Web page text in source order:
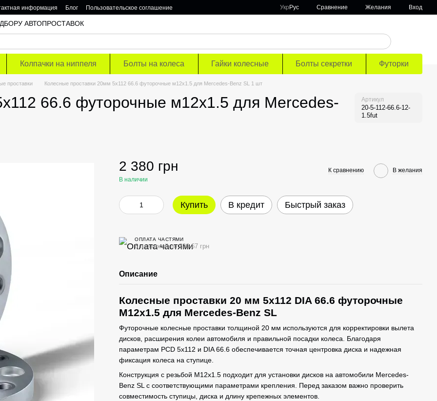
информация Блог
Пользовательское соглашение
Укр Рус Сравнение Желания Вход
АВТОПРОСТАВОК
Колпачки на ниппеля Болты на колеса Гайки колесные Болты секретки Футорки
проставки Колесные проставки 20мм 5х112 66.6 футорочные м12х1.5 для Mercedes-Benz SL 1 шт
66.6 футорочные м12х1.5 для Mercedes-
Артикул
20-5-112-66.6-12-
1.5fut
2 380 грн
В наличии
К сравнению В желания
Купить В кредит Быстрый заказ
ОПЛАТА ЧАСТЯМИ
6 платежей по 396.67 грн
Описание
Колесные проставки 20 мм 5x112 DIA 66.6 футорочные
M12x1.5 для Mercedes-Benz SL
Футорочные колесные проставки толщиной 20 мм используются для корректировки вылета
дисков, расширения колеи автомобиля и правильной посадки колеса. Благодаря
параметрам PCD 5x112 и DIA 66.6 обеспечивается точная центровка диска и надежная
фиксация колеса на ступице.
Конструкция с резьбой M12x1.5 подходит для установки дисков на автомобили Mercedes-
Benz SL с соответствующими параметрами крепления. Перед заказом важно проверить
совместимость ступицы, диска и длину крепежных элементов.